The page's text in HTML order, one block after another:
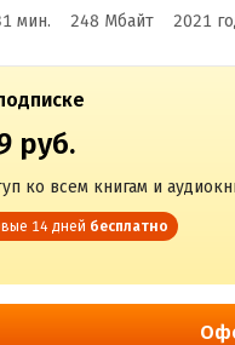
мин. 248 Мбайт 2021
руб.
ко всем книгам и
14 дней бесплатно